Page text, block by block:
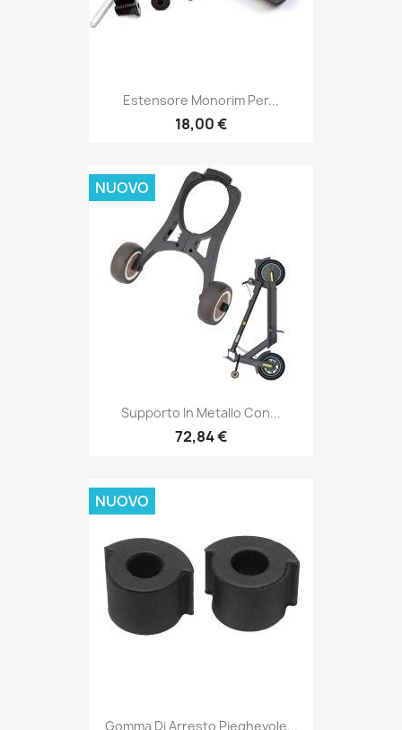
Estensore Monorim Per...
18,00 €
Supporto In Metallo Con...
72,84 €
NUOVO
Gomma Di Arresto Pieghevole...
NUOVO